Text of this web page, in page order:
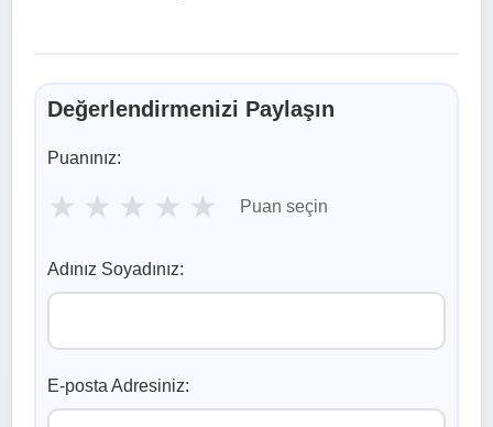
Değerlendirmenizi Paylaşın
Puanınız:
★ ★ ★ ★ ★ Puan seçin
Adınız Soyadınız:
E-posta Adresiniz: